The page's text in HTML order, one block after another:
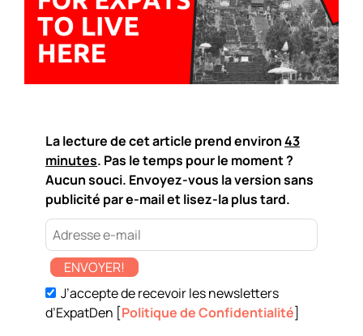
La lecture de cet article prend environ43
minutes. Pas le temps pour le moment ?
Aucun souci. Envoyez-vous la version sans
publicité par e-mail et lisez-la plus tard.
ENVOYER!
J’accepte de recevoir les newsletters
d’ExpatDen [Politique de Confidentialité]